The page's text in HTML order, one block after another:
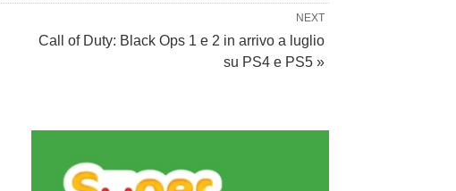
NEXT
Call of Duty: Black Ops 1 e 2 in arrivo a luglio
su PS4 e PS5 »